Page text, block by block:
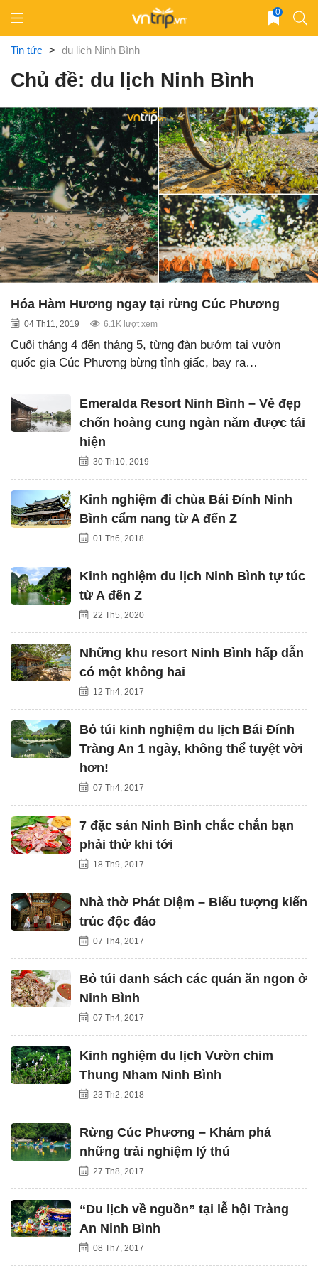
content
0
Tin tức > du lịch Ninh Bình
Chủ đề: du lịch Ninh Bình
Hóa Hàm Hương ngay tại rừng Cúc Phương
04 Th11, 2019 6.1K lượt xem
Cuối tháng 4 đến tháng 5, từng đàn bướm tại vườn
quốc gia Cúc Phương bừng tỉnh giấc, bay ra…
Emeralda Resort Ninh Bình – Vẻ đẹp
chốn hoàng cung ngàn năm được tái
hiện
30 Th10, 2019
Kinh nghiệm đi chùa Bái Đính Ninh
Bình cẩm nang từ A đến Z
01 Th6, 2018
Kinh nghiệm du lịch Ninh Bình tự túc
từ A đến Z
22 Th5, 2020
Những khu resort Ninh Bình hấp dẫn
có một không hai
12 Th4, 2017
Bỏ túi kinh nghiệm du lịch Bái Đính
Tràng An 1 ngày, không thể tuyệt vời
hơn!
07 Th4, 2017
7 đặc sản Ninh Bình chắc chắn bạn
phải thử khi tới
18 Th9, 2017
Nhà thờ Phát Diệm – Biểu tượng kiến
trúc độc đáo
07 Th4, 2017
Bỏ túi danh sách các quán ăn ngon ở
Ninh Bình
07 Th4, 2017
Kinh nghiệm du lịch Vườn chim
Thung Nham Ninh Bình
23 Th2, 2018
Rừng Cúc Phương – Khám phá
những trải nghiệm lý thú
27 Th8, 2017
“Du lịch về nguồn” tại lễ hội Tràng
An Ninh Bình
08 Th7, 2017